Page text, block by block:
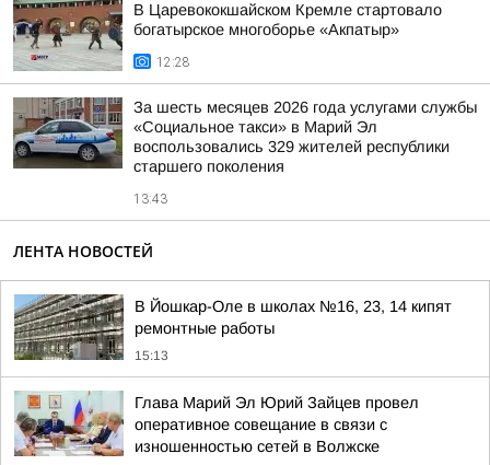
В Царевококшайском Кремле стартовало
богатырское многоборье «Акпатыр»
12:28
За шесть месяцев 2026 года услугами службы
«Социальное такси» в Марий Эл
воспользовались 329 жителей республики
старшего поколения
13:43
ЛЕНТА НОВОСТЕЙ
В Йошкар-Оле в школах №16, 23, 14 кипят
ремонтные работы
15:13
Глава Марий Эл Юрий Зайцев провел
оперативное совещание в связи с
изношенностью сетей в Волжске